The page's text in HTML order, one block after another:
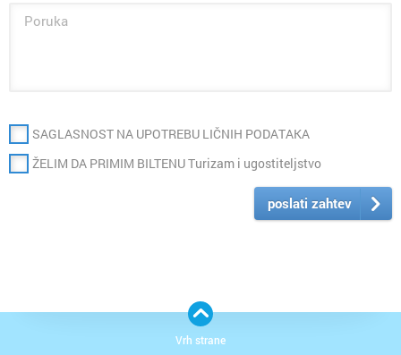
SAGLASNOST NA UPOTREBU LIČNIH PODATAKA
ŽELIM DA PRIMIM BILTENU Turizam i ugostiteljstvo
poslati zahtev
Vrh strane